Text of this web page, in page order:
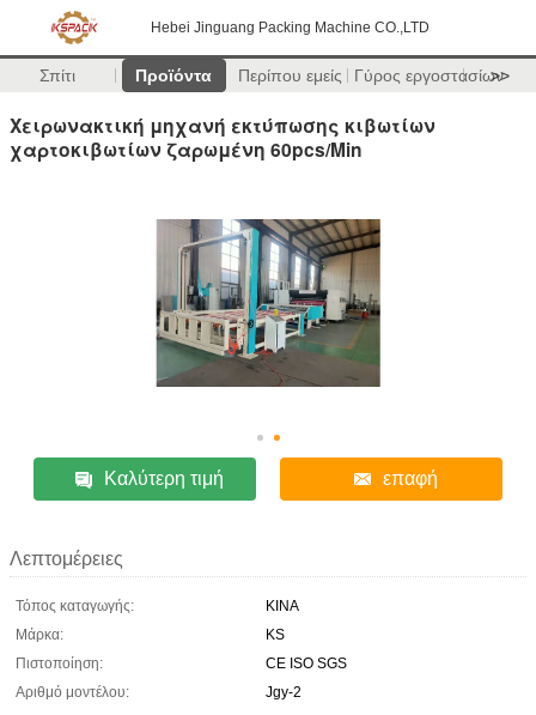
Hebei Jinguang Packing Machine CO.,LTD
Σπίτι Προϊόντα Περίπου εμείς Γύρος εργοστασίων
>>
Χειρωνακτική μηχανή εκτύπωσης κιβωτίων
χαρτοκιβωτίων ζαρωμένη 60pcs/Min
Καλύτερη τιμή επαφή
Λεπτομέρειες
Τόπος καταγωγής:
ΚΙΝΑ
Μάρκα:
KS
Πιστοποίηση:
CE ISO SGS
Αριθμό μοντέλου:
Jgy-2